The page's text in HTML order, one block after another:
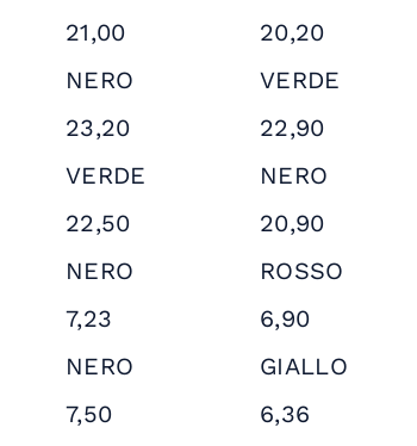
21,00 20,20
NERO VERDE
23,20 22,90
VERDE NERO
22,50 20,90
NERO ROSSO
7,23 6,90
NERO GIALLO
7,50 6,36